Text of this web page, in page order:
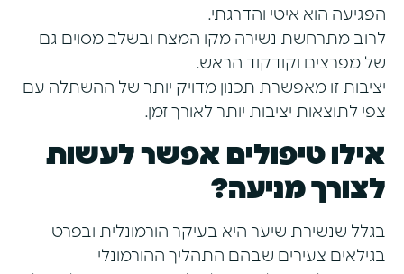
הפגיעה הוא איטי והדרגתי.
לרוב מתרחשת נשירה מקו המצח ובשלב מסוים גם
של מפרצים וקודקוד הראש.
יציבות זו מאפשרת תכנון מדויק יותר של ההשתלה עם
צפי לתוצאות יציבות יותר לאורך זמן.
אילו טיפולים אפשר לעשות
לצורך מניעה?
בגלל שנשירת שיער היא בעיקר הורמונלית ובפרט
בגילאים צעירים שבהם התהליך ההורמונלי